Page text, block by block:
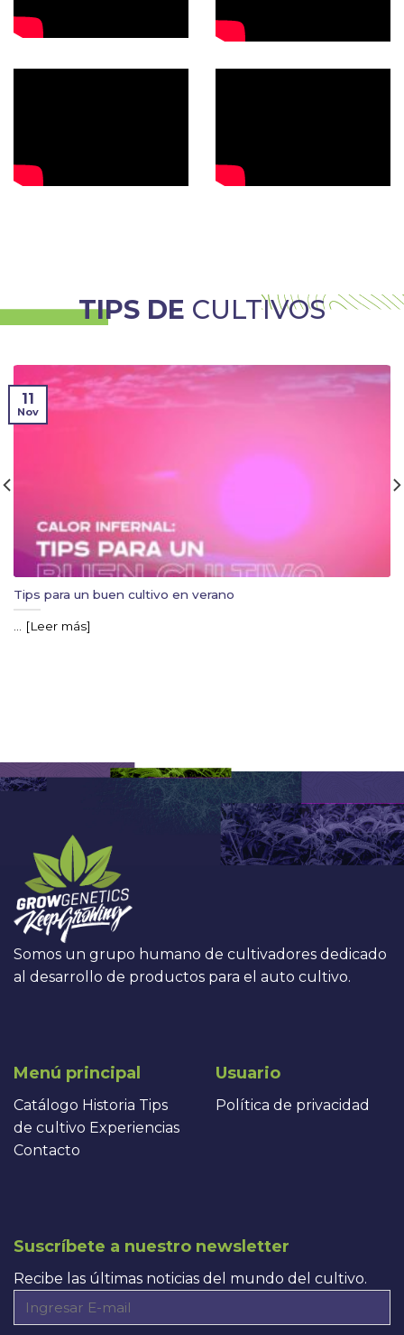
TIPS DE CULTIVOS
Tips para un buen cultivo en verano
... [Leer más]
11
Nov
Somos un grupo humano de cultivadores dedicado
al desarrollo de productos para el auto cultivo.
Menú principal
Catálogo Historia Tips
de cultivo Experiencias
Contacto
Usuario
Política de privacidad
Suscríbete a nuestro newsletter
Recibe las últimas noticias del mundo del cultivo.